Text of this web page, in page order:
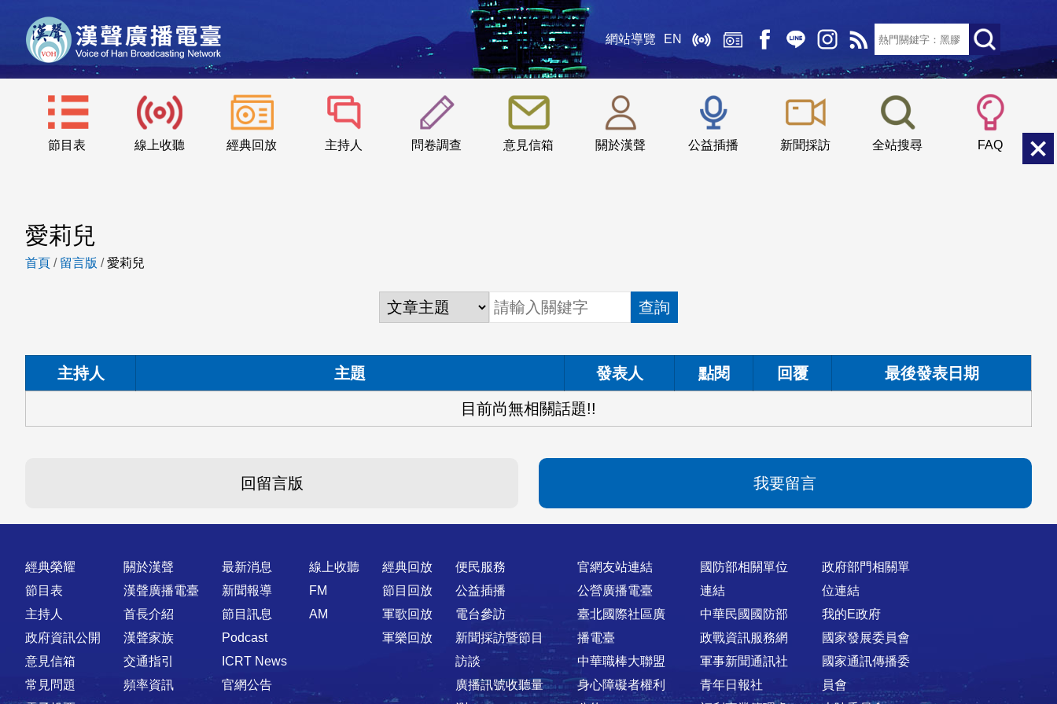
網站導覽 EN
節目表 線上收聽 經典回放 主持人 問卷調查 意見信箱 關於漢聲 公益插播 新聞採訪 全站搜尋 FAQ
::: 小 中
愛莉兒
首頁 / 留言版 /愛莉兒
查詢
主持人 主題 發表人 點閱 回覆 最後發表日期
目前尚無相關話題!!
回留言版 我要留言
快速連結
經典榮耀
節目表
主持人
政府資訊公開
意見信箱
常見問題
關於漢聲
漢聲廣播電臺
首長介紹
漢聲家族
交通指引
頻率資訊
最新消息
新聞報導
節目訊息
Podcast
ICRT News
官網公告
線上收聽
FM
AM
經典回放
節目回放
軍歌回放
軍樂回放
便民服務
公益插播
電台參訪
新聞採訪暨節目
訪談
廣播訊號收聽量
官網友站連結
公營廣播電臺
臺北國際社區廣
播電臺
中華職棒大聯盟
身心障礙者權利
國防部相關單位
連結
中華民國國防部
政戰資訊服務網
軍事新聞通訊社
青年日報社
政府部門相關單
位連結
我的E政府
國家發展委員會
國家通訊傳播委
員會